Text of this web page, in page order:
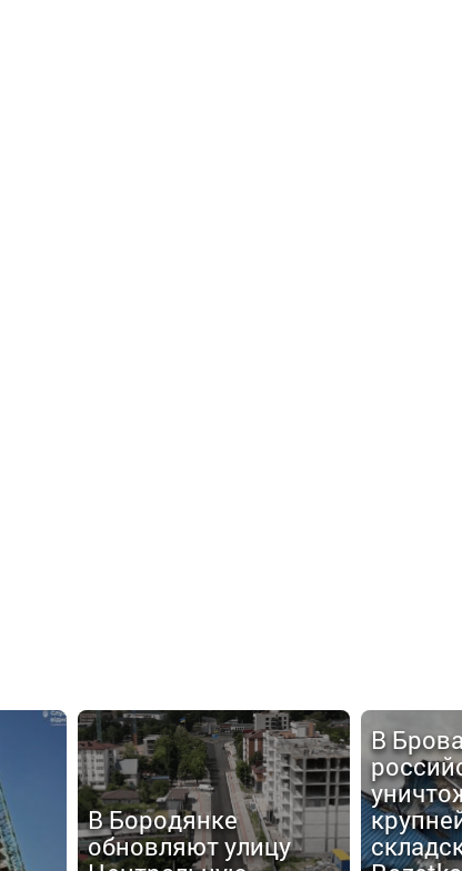
В Бородянке
обновляют улицу
В